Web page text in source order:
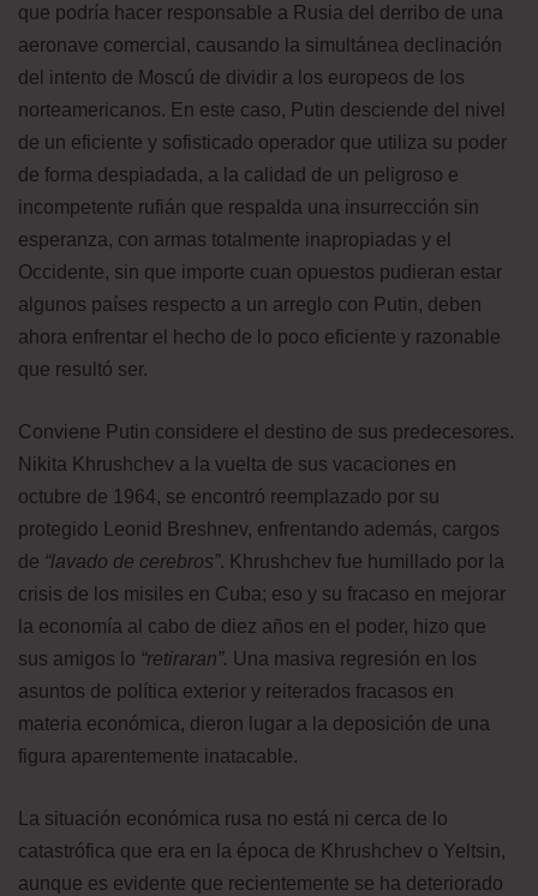
que podría hacer responsable a Rusia del derribo de una
aeronave comercial, causando la simultánea declinación
del intento de Moscú de dividir a los europeos de los
norteamericanos. En este caso, Putin desciende del nivel
de un eficiente y sofisticado operador que utiliza su poder
de forma despiadada, a la calidad de un peligroso e
incompetente rufián que respalda una insurrección sin
esperanza, con armas totalmente inapropiadas y el
Occidente, sin que importe cuan opuestos pudieran estar
algunos países respecto a un arreglo con Putin, deben
ahora enfrentar el hecho de lo poco eficiente y razonable
que resultó ser.
Conviene Putin considere el destino de sus predecesores.
Nikita Khrushchev a la vuelta de sus vacaciones en
octubre de 1964, se encontró reemplazado por su
protegido Leonid Breshnev, enfrentando además, cargos
de “lavado de cerebros”. Khrushchev fue humillado por la
crisis de los misiles en Cuba; eso y su fracaso en mejorar
la economía al cabo de diez años en el poder, hizo que
sus amigos lo “retiraran”. Una masiva regresión en los
asuntos de política exterior y reiterados fracasos en
materia económica, dieron lugar a la deposición de una
figura aparentemente inatacable.
La situación económica rusa no está ni cerca de lo
catastrófica que era en la época de Khrushchev o Yeltsin,
aunque es evidente que recientemente se ha deteriorado